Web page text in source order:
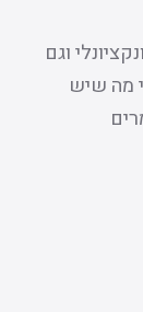
וגם
מה שיש